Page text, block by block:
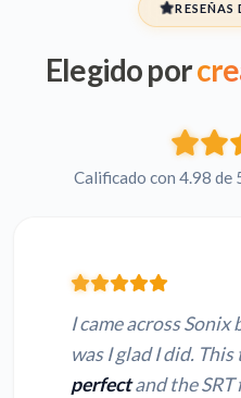
RESEÑAS
Elegido por
Calificado con 4.98 de
I came across Sonix
was I glad I did.
perfectand the